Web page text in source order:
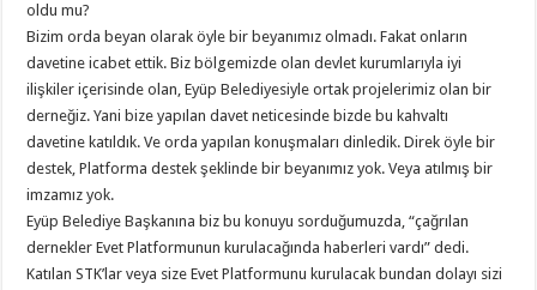
oldu mu?
Bizim orda beyan olarak öyle bir beyanımız olmadı. Fakat onların
davetine icabet ettik. Biz bölgemizde olan devlet kurumlarıyla iyi
ilişkiler içerisinde olan, Eyüp Belediyesiyle ortak projelerimiz olan bir
derneğiz. Yani bize yapılan davet neticesinde bizde bu kahvaltı
davetine katıldık. Ve orda yapılan konuşmaları dinledik. Direk öyle bir
destek, Platforma destek şeklinde bir beyanımız yok. Veya atılmış bir
imzamız yok.
Eyüp Belediye Başkanına biz bu konuyu sorduğumuzda, “çağrılan
dernekler Evet Platformunun kurulacağında haberleri vardı” dedi.
Katılan STK’lar veya size Evet Platformunu kurulacak bundan dolayı sizi